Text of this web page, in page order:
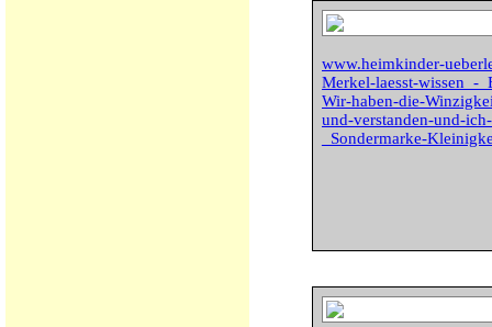
www.heimkinder-
Merkel-laesst-wissen_-
Wir-haben-die-
und-verstanden-und-
_Sondermarke-